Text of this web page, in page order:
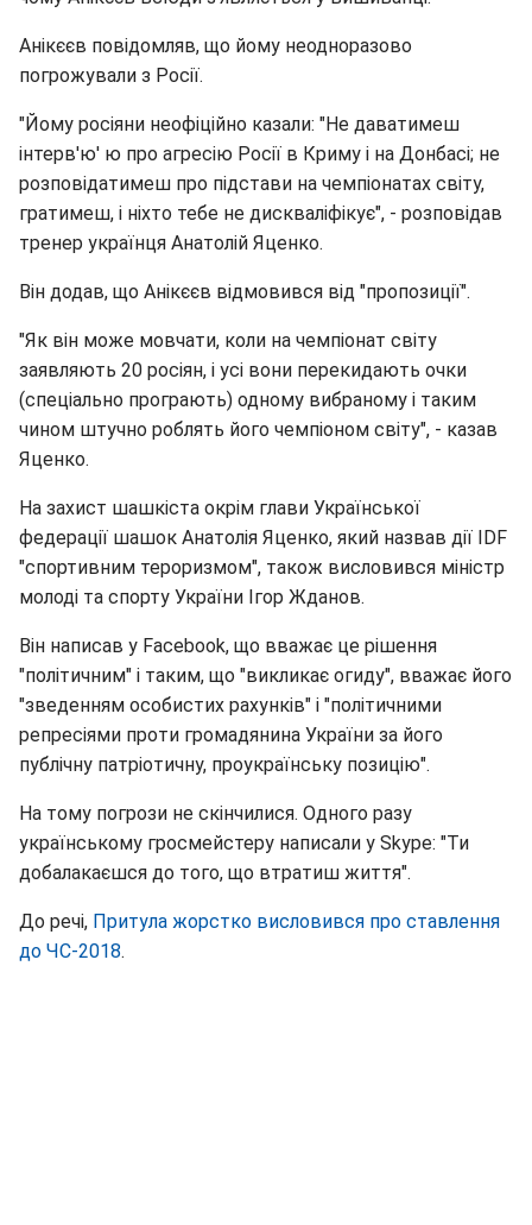
Анікєєв повідомляв, що йому неодноразово
погрожували з Росії.
"Йому росіяни неофіційно казали: "Не даватимеш
інтерв'ю' ю про агресію Росії в Криму і на Донбасі; не
розповідатимеш про підстави на чемпіонатах світу,
гратимеш, і ніхто тебе не дискваліфікує", - розповідав
тренер українця Анатолій Яценко.
Він додав, що Анікєєв відмовився від "пропозиції".
"Як він може мовчати, коли на чемпіонат світу
заявляють 20 росіян, і усі вони перекидають очки
(спеціально програють) одному вибраному і таким
чином штучно роблять його чемпіоном світу", - казав
Яценко.
На захист шашкіста окрім глави Української
федерації шашок Анатолія Яценко, який назвав дії IDF
"спортивним тероризмом", також висловився міністр
молоді та спорту України Ігор Жданов.
Він написав у Facebook, що вважає це рішення
"політичним" і таким, що "викликає огиду", вважає його
"зведенням особистих рахунків" і "політичними
репресіями проти громадянина України за його
публічну патріотичну, проукраїнську позицію".
На тому погрози не скінчилися. Одного разу
українському гросмейстеру написали у Skype: "Ти
добалакаєшся до того, що втратиш життя".
До речі, Притула жорстко висловився про ставлення
до ЧС-2018.